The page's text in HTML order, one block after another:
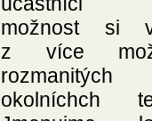
možnost si
z více
rozmanitých
okolníchch